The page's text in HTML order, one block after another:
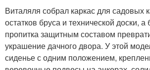
Виталяля собрал каркас для садовых
остатков бруса и технической доски,
пропитка защитным составом
украшение дачного двора. У этой
сиденье с одним положением,